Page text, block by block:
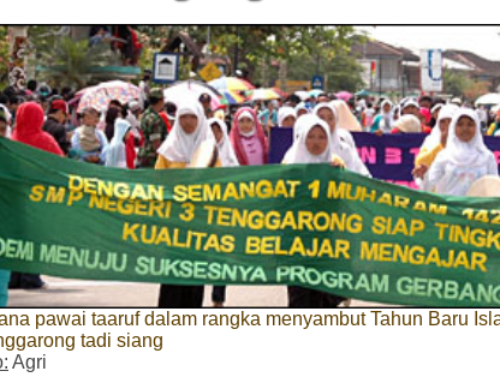
pawai taaruf dalam rangka menyambut Tahun Baru
tadi siang
Agri